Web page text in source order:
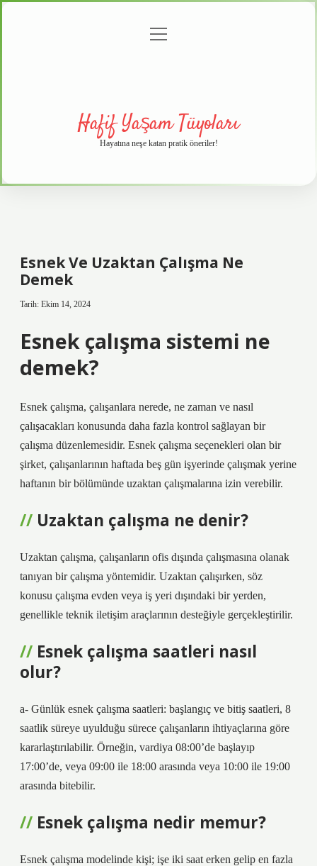
menüyü
Hafif Yaşam Tüyoları
Hayatına neşe katan pratik öneriler!
Esnek Ve Uzaktan Çalışma Ne
Demek
Tarih: Ekim 14, 2024
Esnek çalışma sistemi ne
demek?
Esnek çalışma, çalışanlara nerede, ne zaman ve nasıl
çalışacakları konusunda daha fazla kontrol sağlayan bir
çalışma düzenlemesidir. Esnek çalışma seçenekleri olan bir
şirket, çalışanlarının haftada beş gün işyerinde çalışmak yerine
haftanın bir bölümünde uzaktan çalışmalarına izin verebilir.
Uzaktan çalışma ne denir?
Uzaktan çalışma, çalışanların ofis dışında çalışmasına olanak
tanıyan bir çalışma yöntemidir. Uzaktan çalışırken, söz
konusu çalışma evden veya iş yeri dışındaki bir yerden,
genellikle teknik iletişim araçlarının desteğiyle gerçekleştirilir.
Esnek çalışma saatleri nasıl
olur?
a- Günlük esnek çalışma saatleri: başlangıç ​​ve bitiş saatleri, 8
saatlik süreye uyulduğu sürece çalışanların ihtiyaçlarına göre
kararlaştırılabilir. Örneğin, vardiya 08:00’de başlayıp
17:00’de, veya 09:00 ile 18:00 arasında veya 10:00 ile 19:00
arasında bitebilir.
Esnek çalışma nedir memur?
Esnek çalışma modelinde kişi; işe iki saat erken gelip en fazla